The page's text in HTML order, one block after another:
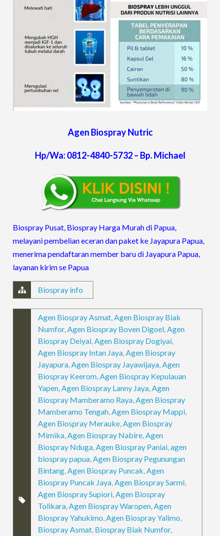
Agen Biospray Nutric
Hp/Wa: 0812-4840-5732 – Bp. Michael
Biospray Pusat, Biospray Harga Murah di Papua,
melayani pembelian eceran dan paket ke Jayapura Papua,
menerima pendaftaran member baru di Jayapura Papua,
layanan kirim se Papua
Biospray info
Agen Biospray Asmat,Agen Biospray Biak
Numfor,Agen Biospray Boven Digoel,Agen
Biospray Deiyai,Agen Biospray Dogiyai,
Agen Biospray Intan Jaya,Agen Biospray
Jayapura,Agen Biospray Jayawijaya,Agen
Biospray Keerom,Agen Biospray Kepulauan
Yapen,Agen Biospray Lanny Jaya,Agen
Biospray Mamberamo Raya,Agen Biospray
Mamberamo Tengah,Agen Biospray Mappi,
Agen Biospray Merauke,Agen Biospray
Mimika,Agen Biospray Nabire,Agen
Biospray Nduga,Agen Biospray Paniai,agen
biospray papua,Agen Biospray Pegunungan
Bintang,Agen Biospray Puncak,Agen
Biospray Puncak Jaya,Agen Biospray Sarmi,
Agen Biospray Supiori,Agen Biospray
Tolikara,Agen Biospray Waropen,Agen
Biospray Yahukimo,Agen Biospray Yalimo,
Biospray Asmat, Biospray Biak Numfor,